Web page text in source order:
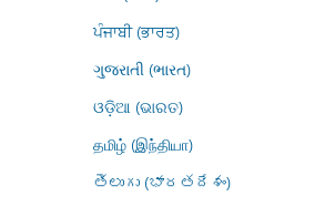
ਪੰਜਾਬੀ (ਭਾਰਤ)
ગુજરાતી (ભારત)
ଓଡ଼ିଆ (ଭାରତ)
தமிழ் (இந்தியா)
తెలుగు (భారతదేశం)